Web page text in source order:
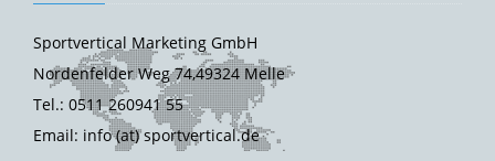
Sportvertical Marketing GmbH
Nordenfelder Weg 74,49324 Melle
Tel.: 0511 260941 55
Email: info (at) sportvertical.de